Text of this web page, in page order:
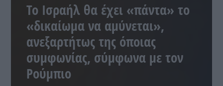
Το Ισραήλ θα έχει «πάντα» το
«δικαίωμα να αμύνεται»,
ανεξαρτήτως της όποιας
συμφωνίας, σύμφωνα με τον
Ρούμπιο